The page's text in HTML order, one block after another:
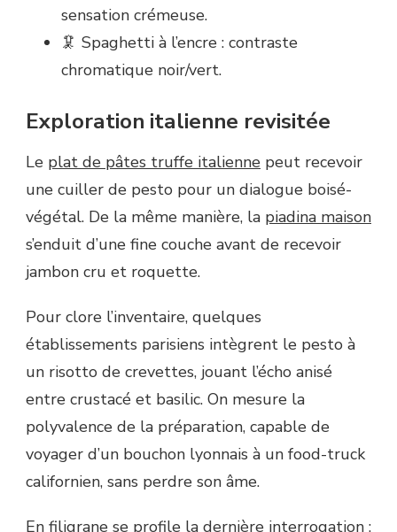
sensation crémeuse.
🦑 Spaghetti à l’encre : contraste
chromatique noir/vert.
Exploration italienne revisitée
Le plat de pâtes truffe italienne peut recevoir
une cuiller de pesto pour un dialogue boisé-
végétal. De la même manière, la piadina maison
s’enduit d’une fine couche avant de recevoir
jambon cru et roquette.
Pour clore l’inventaire, quelques
établissements parisiens intègrent le pesto à
un risotto de crevettes, jouant l’écho anisé
entre crustacé et basilic. On mesure la
polyvalence de la préparation, capable de
voyager d’un bouchon lyonnais à un food-truck
californien, sans perdre son âme.
En filigrane se profile la dernière interrogation :